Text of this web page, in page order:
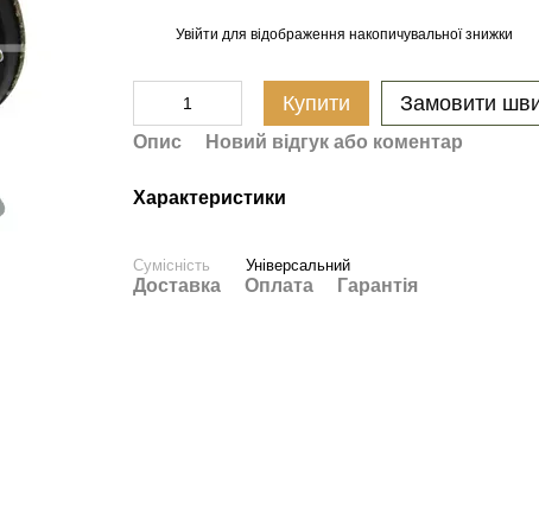
Увійти для відображення накопичувальної знижки
Купити Замовити
Опис Новий відгук або коментар
Характеристики
Сумісність Універсальний
Доставка Оплата Гарантія